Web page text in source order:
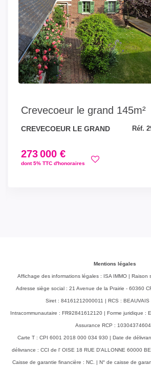
Crevecoeur le grand 145m²
CREVECOEUR LE GRAND Réf.
273 000 €
dont 5% TTC d'honoraires
Mentions légales
Affichage des informations légales : ISA IMMO | Raison
Adresse siège social : 21 Avenue de la Prairie - 60360
Siret : 84161212000011 | RCS : BEAUVAIS
Intracommunautaire : FR92841612120 | Forme juridique :
Assurance RCP :
Carte T : CPI 6001 2018 000 034 930 | Date de
délivrance : CCI de l' OISE 18 RUE D'ALLONNE 60000
Caisse de garantie financière : NC. | N° de caisse de